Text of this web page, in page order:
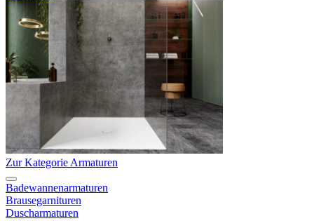
Zur Kategorie Armaturen
Badewannenarmaturen
Brausegarnituren
Duscharmaturen